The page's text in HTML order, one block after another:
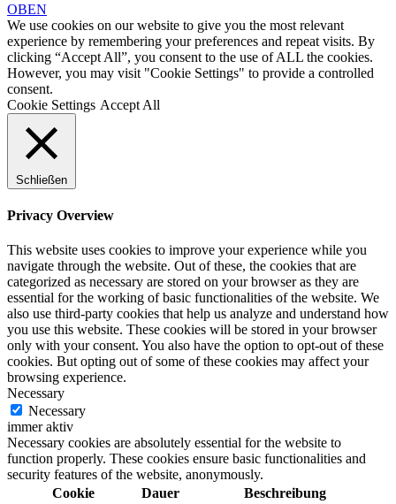
OBEN
We use cookies on our website to give you the most relevant
experience by remembering your preferences and repeat visits. By
clicking “Accept All”, you consent to the use of ALL the cookies.
However, you may visit "Cookie Settings" to provide a controlled
consent.
Cookie Settings Accept All
Schließen
Privacy Overview
This website uses cookies to improve your experience while you
navigate through the website. Out of these, the cookies that are
categorized as necessary are stored on your browser as they are
essential for the working of basic functionalities of the website. We
also use third-party cookies that help us analyze and understand how
you use this website. These cookies will be stored in your browser
only with your consent. You also have the option to opt-out of these
cookies. But opting out of some of these cookies may affect your
browsing experience.
Necessary
Necessary
immer aktiv
Necessary cookies are absolutely essential for the website to
function properly. These cookies ensure basic functionalities and
security features of the website, anonymously.
Cookie
Dauer Beschreibung